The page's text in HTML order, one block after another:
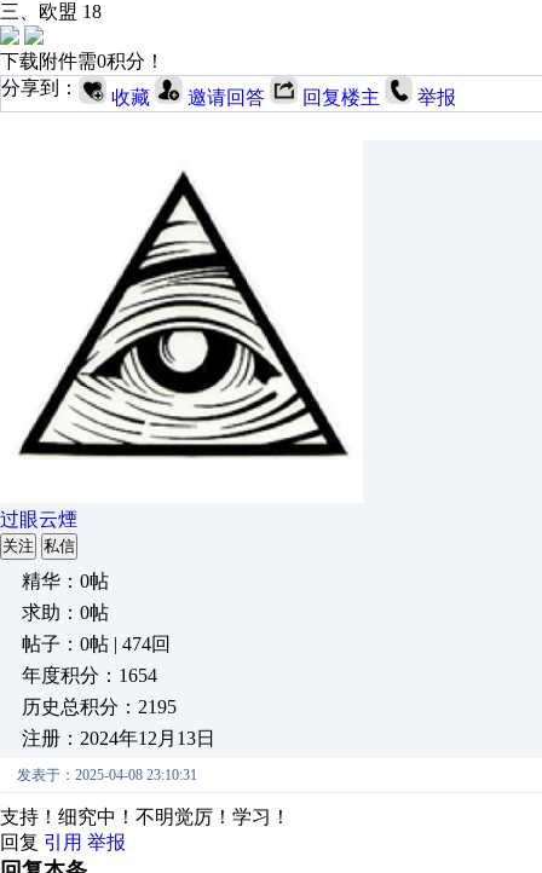
三、欧盟 18
下载附件需0积分！
分享到：
收藏 邀请回答 回复楼主 举报
过眼云煙
关注 私信
精华：0帖
求助：0帖
帖子：0帖 | 474回
年度积分：1654
历史总积分：2195
注册：2024年12月13日
发表于：2025-04-08 23:10:31
支持！细究中！不明觉厉！学习！
回复 引用 举报